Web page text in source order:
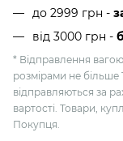
до 2999 грн -
від 3000 грн -
* Відправлення
розмірами не
відправляються за
вартості. Товари,
Покупця.